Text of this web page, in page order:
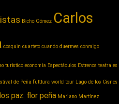
Bicho Gómez Carlos
cosquin cuarteto cuando duermes conmigo
turístico economía Espectáculos Estrenos teatrales
de Peña futttura world tour Lago de los Cisnes
paz: flor peña Mariano Martínez